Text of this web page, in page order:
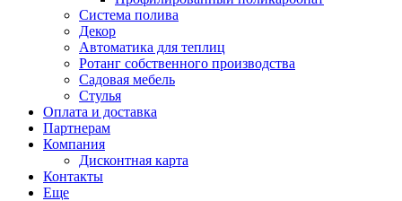
Система полива
Декор
Автоматика для теплиц
Ротанг собственного производства
Садовая мебель
Стулья
Оплата и доставка
Партнерам
Компания
Дисконтная карта
Контакты
Еще